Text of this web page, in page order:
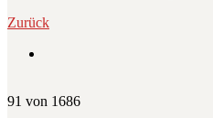
Zurück
91 von 1686